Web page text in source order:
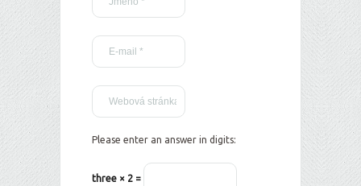
Please enter an answer in digits:
three × 2 =